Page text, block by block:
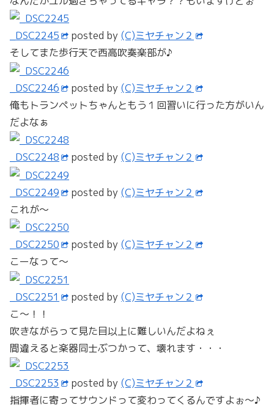
_DSC2245 posted by (C)ミヤチャン２
そしてまた歩行天で西高吹奏楽部が♪
_DSC2246 posted by (C)ミヤチャン２
俺もトランペットちゃんともう１回習いに行った方がいん
だよなぁ
_DSC2248 posted by (C)ミヤチャン２
_DSC2249 posted by (C)ミヤチャン２
これが～
_DSC2250 posted by (C)ミヤチャン２
こーなって～
_DSC2251 posted by (C)ミヤチャン２
こ～！！
吹きながらって見た目以上に難しいんだよねぇ
間違えると楽器同士ぶつかって、壊れます・・・
_DSC2253 posted by (C)ミヤチャン２
指揮者に寄ってサウンドって変わってくるんですよぉ～♪